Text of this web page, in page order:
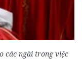
các ngài trong việc